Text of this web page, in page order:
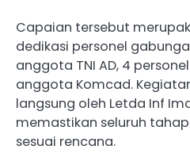
Capaian tersebut
dedikasi personel
anggota TNI AD, 4 personel
anggota Komcad.
langsung oleh Letda Inf
memastikan seluruh
sesuai rencana.